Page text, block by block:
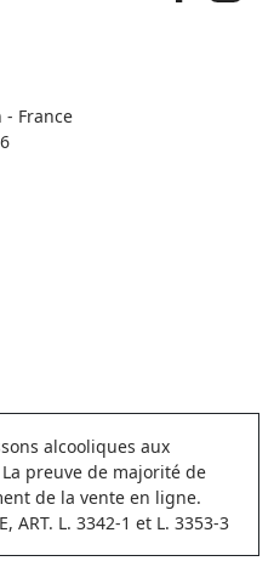
- France
alcooliques aux
preuve de majorité de
de la vente en ligne.
ART. L. 3342-1 et L. 3353-3